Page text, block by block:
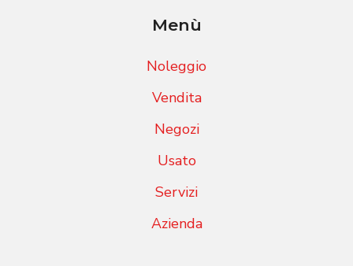
Menù
Noleggio
Vendita
Negozi
Usato
Servizi
Azienda